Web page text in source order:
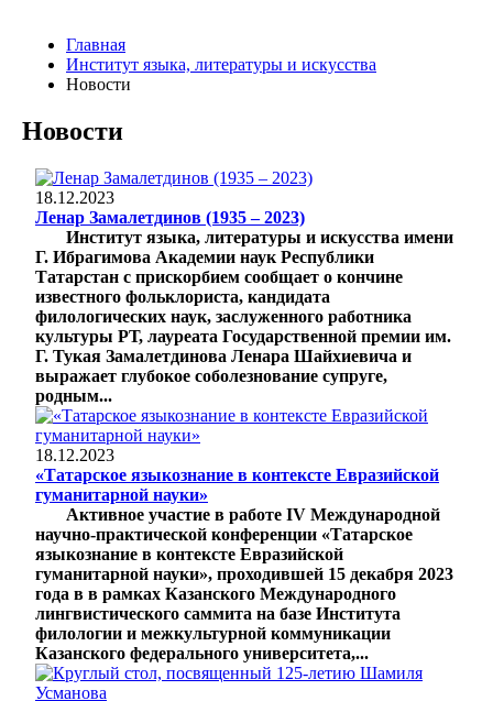
Главная
Институт языка, литературы и искусства
Новости
Новости
18.12.2023
Ленар Замалетдинов (1935 – 2023)
Институт языка, литературы и искусства имени
Г. Ибрагимова Академии наук Республики
Татарстан с прискорбием сообщает о кончине
известного фольклориста, кандидата
филологических наук, заслуженного работника
культуры РТ, лауреата Государственной премии им.
Г. Тукая Замалетдинова Ленара Шайхиевича и
выражает глубокое соболезнование супруге,
родным...
18.12.2023
«Татарское языкознание в контексте Евразийской
гуманитарной науки»
Активное участие в работе IV Международной
научно-практической конференции «Татарское
языкознание в контексте Евразийской
гуманитарной науки», проходившей 15 декабря 2023
года в в рамках Казанского Международного
лингвистического саммита на базе Института
филологии и межкультурной коммуникации
Казанского федерального университета,...